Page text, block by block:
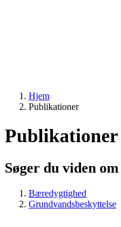
Hjem
Publikationer
Publikationer
Søger du viden
Bæredygtighed
Grundvandsbeskyttelse